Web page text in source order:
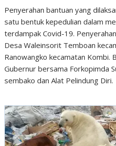
Penyerahan bantuan yang
satu bentuk kepedulian dalam
terdampak Covid-19.
Desa Waleinsorit Temboan
Ranowangko kecamatan Kombi.
Gubernur bersama Forkopimda
sembako dan Alat Pelindung Diri.